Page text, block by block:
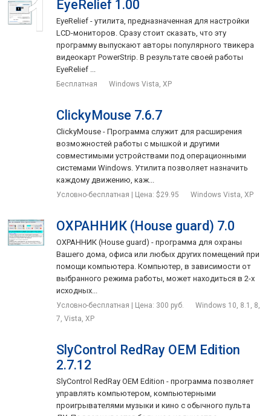
EyeRelief 1.00
EyeRelief - утилита, предназначенная для настройки
LCD-мониторов. Сразу стоит сказать, что эту
программу выпускают авторы популярного твикера
видеокарт PowerStrip. В результате своей работы
EyeRelief ...
Бесплатная Windows Vista, XP
ClickyMouse 7.6.7
ClickyMouse - Программа служит для расширения
возможностей работы с мышкой и другими
совместимыми устройствами под операционными
системами Windows. Утилита позволяет назначить
каждому движению, каж...
Условно-бесплатная | Цена: $29.95 Windows Vista, XP
ОХРАННИК (House guard) 7.0
ОХРАННИК (House guard) - программа для охраны
Вашего дома, офиса или любых других помещений при
помощи компьютера. Компьютер, в зависимости от
выбранного режима работы, может находиться в 2-х
исходных...
Условно-бесплатная | Цена: 300 руб.
Windows 10, 8.1, 8,
7, Vista, XP
SlyControl RedRay OEM Edition
2.7.12
SlyControl RedRay OEM Edition - программа позволяет
управлять компьютером, компьютерными
проигрывателями музыки и кино с обычного пульта